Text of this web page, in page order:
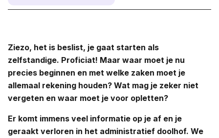
Ziezo, het is beslist, je gaat starten als
zelfstandige. Proficiat! Maar waar moet je nu
precies beginnen en met welke zaken moet je
allemaal rekening houden? Wat mag je zeker niet
vergeten en waar moet je voor opletten?
Er komt immens veel informatie op je af en je
geraakt verloren in het administratief doolhof. We